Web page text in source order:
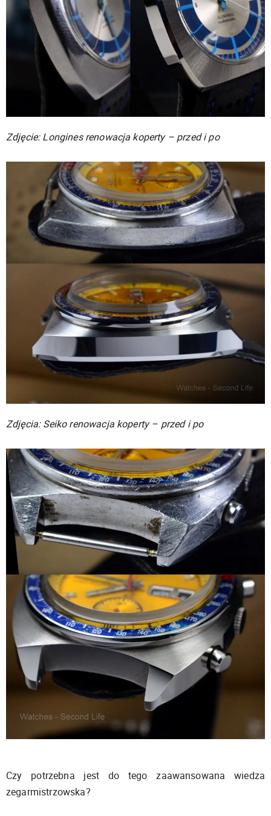
Zdjęcie: Longines renowacja koperty – przed i po
Zdjęcia: Seiko renowacja koperty – przed i po
Czy potrzebna jest do tego zaawansowana wiedza
zegarmistrzowska?